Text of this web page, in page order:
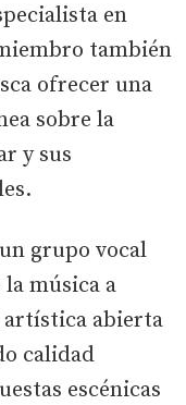
en
también
ofrecer una
sobre la
y sus
grupo vocal
música a
artística abierta
calidad
escénicas